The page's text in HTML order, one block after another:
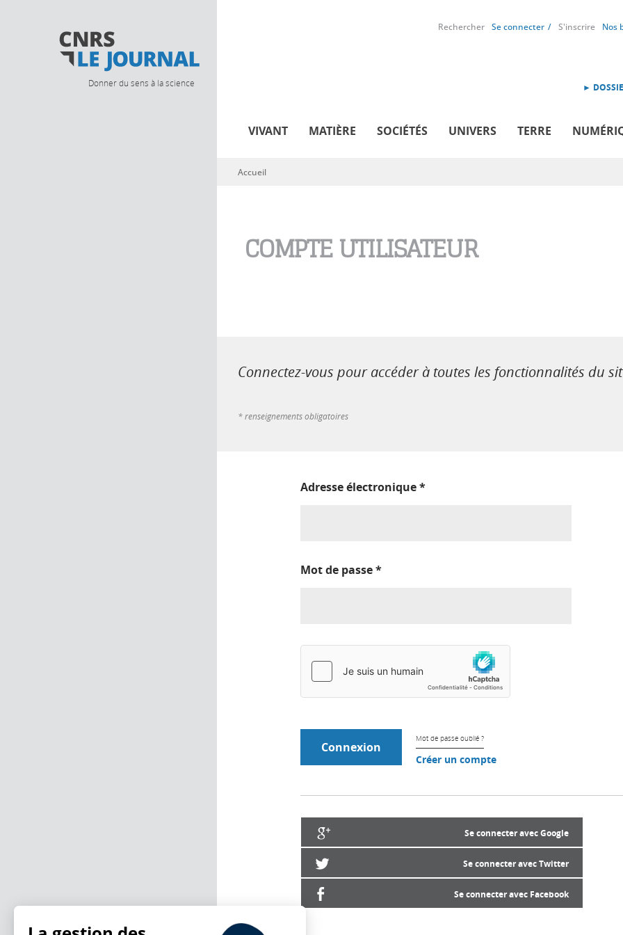
Donner du sens à la science
Rechercher Se connecter S'inscrire Nos
►
VIVANT MATIÈRE SOCIÉTÉS UNIVERS TERRE
Vous êtes ici
Accueil
COMPTE UTILISATEUR
Connectez-vous pour accéder à toutes les fonctionnalités du
* renseignements obligatoires
Adresse électronique*
Mot de passe*
Mot de passe oublié ?
Créer un compte
Se connecter avec Google
Se connecter avec Twitter
Se connecter avec Facebook